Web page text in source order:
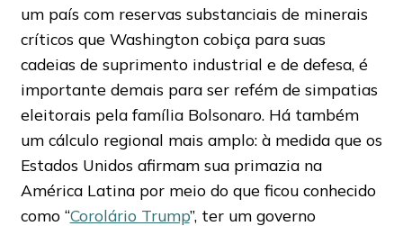
um país com reservas substanciais de minerais
críticos que Washington cobiça para suas
cadeias de suprimento industrial e de defesa, é
importante demais para ser refém de simpatias
eleitorais pela família Bolsonaro. Há também
um cálculo regional mais amplo: à medida que os
Estados Unidos afirmam sua primazia na
América Latina por meio do que ficou conhecido
como “Corolário Trump”, ter um governo